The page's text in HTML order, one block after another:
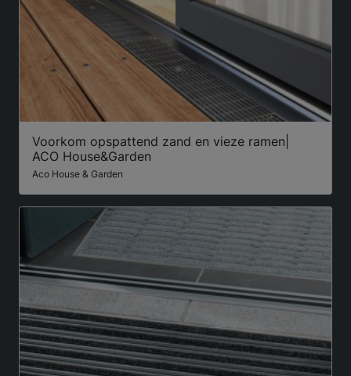
Voorkom opspattend zand en vieze ramen|
ACO House&Garden
Aco House & Garden